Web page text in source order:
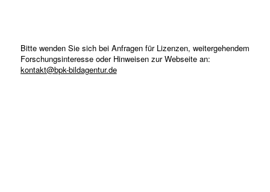
Bitte wenden Sie sich bei Anfragen für Lizenzen, weitergehendem
Forschungsinteresse oder Hinweisen zur Webseite an:
kontakt@bpk-bildagentur.de